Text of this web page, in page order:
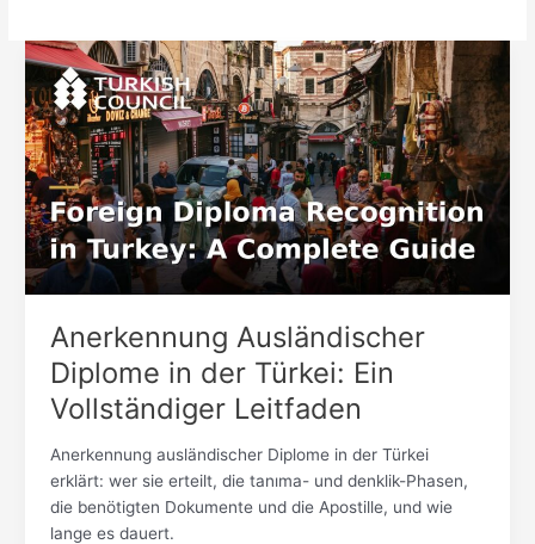
Anerkennung Ausländischer
Diplome in der Türkei: Ein
Vollständiger Leitfaden
Anerkennung ausländischer Diplome in der Türkei
erklärt: wer sie erteilt, die tanıma- und denklik-Phasen,
die benötigten Dokumente und die Apostille, und wie
lange es dauert.
Anerkennung
Ausländischer
Diplome
in
der
Türkei:
Ein
Vollständiger
Leitfaden